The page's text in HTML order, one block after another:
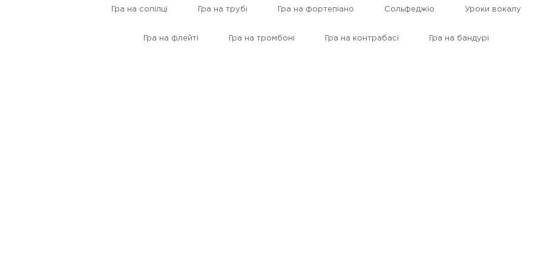
Гра на сопілці Гра на трубі Гра на фортепіано Сольфеджіо Уроки вокалу
Гра на флейті Гра на тромбоні Гра на контрабасі Гра на бандурі